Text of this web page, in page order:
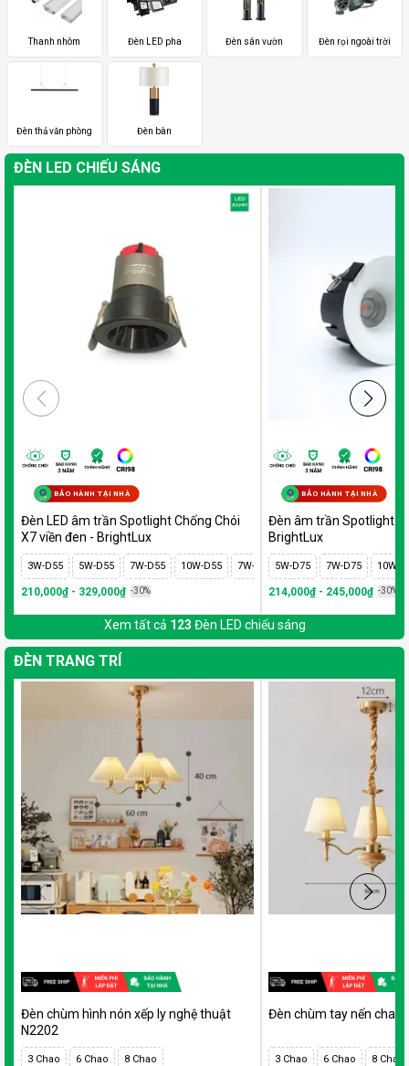
Thanh nhôm Đèn LED pha Đèn sân vườn Đèn rọi ngoài trời
Đèn thả văn phòng Đèn bàn
ĐÈN LED CHIẾU SÁNG
BẢO HÀNH TẠI NHÀ
Đèn LED âm trần Spotlight Chống Chói
X7 viền đen - BrightLux
3W-D55 5W-D55 7W-D55 10W-D55 7W-D75 10W-D75 12W-D75
210,000₫ - 329,000₫ -30%
BẢO HÀNH TẠI NHÀ
Đèn âm trần Spotlight
BrightLux
5W-D75 7W-D75 10W-
214,000₫ - 245,000₫ -30%
Xem tất cả 123 Đèn LED chiếu sáng
ĐÈN TRANG TRÍ
Đèn chùm hình nón xếp ly nghệ thuật
N2202
3 Chao 6 Chao 8 Chao
Đèn chùm tay nến chao
3 Chao 6 Chao 8 Chao